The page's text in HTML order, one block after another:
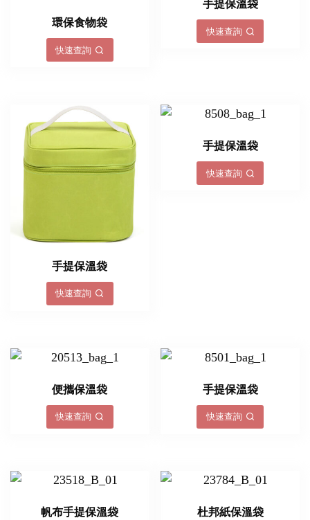
環保食物袋
快速查詢
手提保溫袋
快速查詢
手提保溫袋
快速查詢
手提保溫袋
快速查詢
便攜保溫袋
快速查詢
手提保溫袋
快速查詢
帆布手提保溫袋 杜邦紙保溫袋